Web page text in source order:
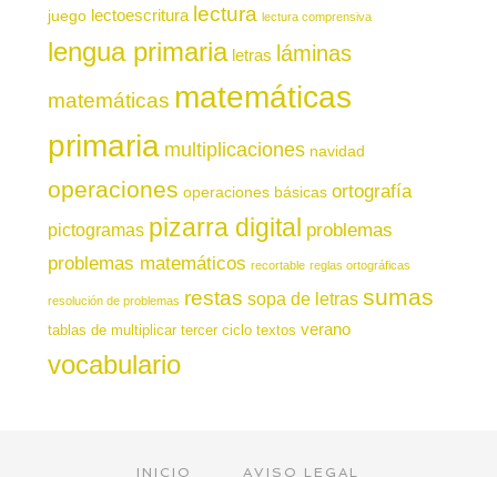
juego lectoescritura lectura lectura comprensiva
lengua primaria letras láminas
matemáticas matemáticas
primaria multiplicaciones navidad
operaciones operaciones básicas ortografía
pictogramas pizarra digital problemas
problemas matemáticos recortable reglas ortográficas
resolución de problemas restas sopa de letras sumas
tablas de multiplicar tercer ciclo textos verano
vocabulario
INICIO AVISO LEGAL